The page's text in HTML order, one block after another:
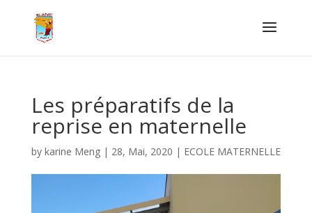
Les préparatifs de la
reprise en maternelle
by karine Meng| 28, Mai, 2020 | ECOLE MATERNELLE